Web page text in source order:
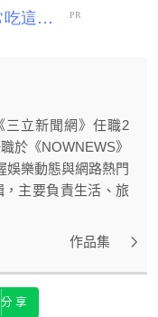
三立新聞網》任職2
於《NOWNEWS》
娛樂動態與網路熱門
主要負責生活、旅
作品集
分享